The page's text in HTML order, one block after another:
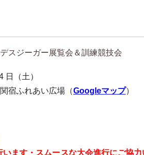
スジーガー展覧会＆訓練競技会
日（土）
宿ふれあい広場（Googleマップ）
います・スムースな大会進行にご協